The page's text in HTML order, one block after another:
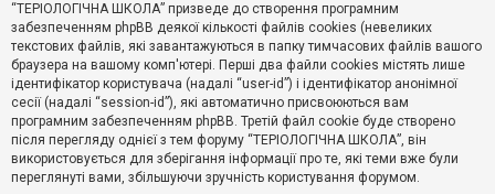
Т
е
м
и
б
е
з
в
і
д
о
“ТЕРІОЛОГІЧНА ШКОЛА” призведе до створення програмним
забезпеченням phpBB деякої кількості файлів cookies (невеликих
текстових файлів, які завантажуються в папку тимчасових файлів вашого
браузера на вашому комп'ютері. Перші два файли cookies містять лише
ідентифікатор користувача (надалі “user-id”) і ідентифікатор анонімної
сесії (надалі “session-id”), які автоматично присвоюються вам
програмним забезпеченням phpBB. Третій файл cookie буде створено
після перегляду однієї з тем форуму “ТЕРІОЛОГІЧНА ШКОЛА”, він
використовується для зберігання інформації про те, які теми вже були
переглянуті вами, збільшуючи зручність користування форумом.